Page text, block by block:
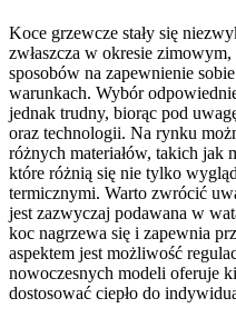
Koce grzewcze stały się
zwłaszcza w okresie
sposobów na zapewnienie
warunkach. Wybór
jednak trudny, biorąc pod
oraz technologii. Na rynku
różnych materiałów, takich jak
które różnią się nie tylko
termicznymi. Warto zwrócić
jest zazwyczaj podawana w
koc nagrzewa się i zapewnia
aspektem jest możliwość
nowoczesnych modeli oferuje
dostosować ciepło do